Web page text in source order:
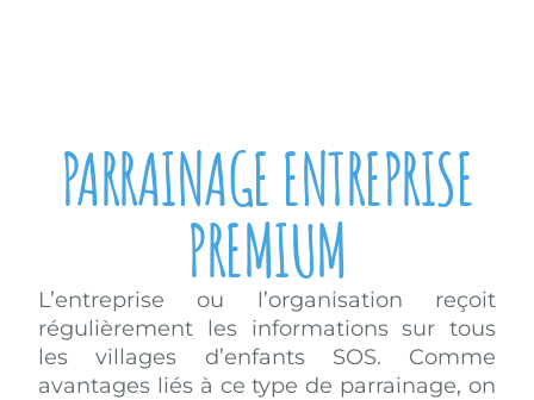
PARRAINAGE ENTREPRISE
PREMIUM
L’entreprise ou l’organisation reçoit
régulièrement les informations sur tous
les villages d’enfants SOS. Comme
avantages liés à ce type de parrainage, on